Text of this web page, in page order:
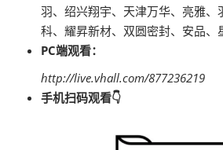
羽、绍兴翔宇、天津万华、亮雅、
科、耀昇新材、双圆密封、安品、
PC端观看：
http://live.vhall.com/877236219
手机扫码观看👇